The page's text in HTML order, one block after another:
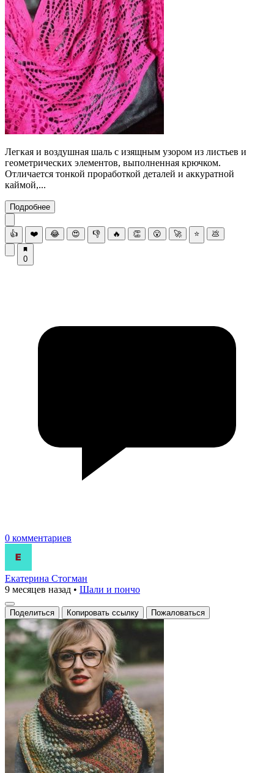
Легкая и воздушная шаль с изящным узором из листьев и
геометрических элементов, выполненная крючком.
Отличается тонкой проработкой деталей и аккуратной
каймой,...
Подробнее
👍 ❤️ 😂 😍 👎 🔥 👏 😮 🚀 ⭐ 💩
0
0 комментариев
Екатерина Стогман
9 месяцев назад • Шали и пончо
Поделиться Копировать ссылку Пожаловаться